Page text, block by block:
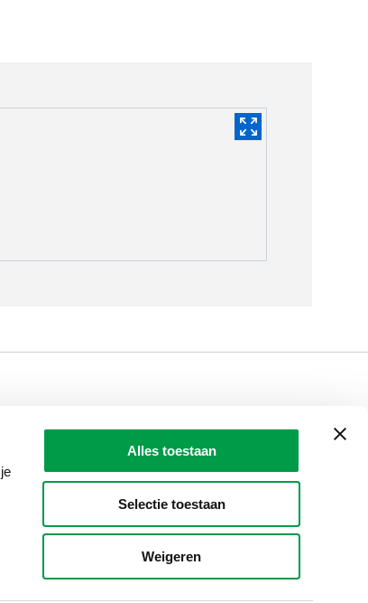
Alles toestaan
Selectie toestaan
Weigeren
& fraudebestrijding